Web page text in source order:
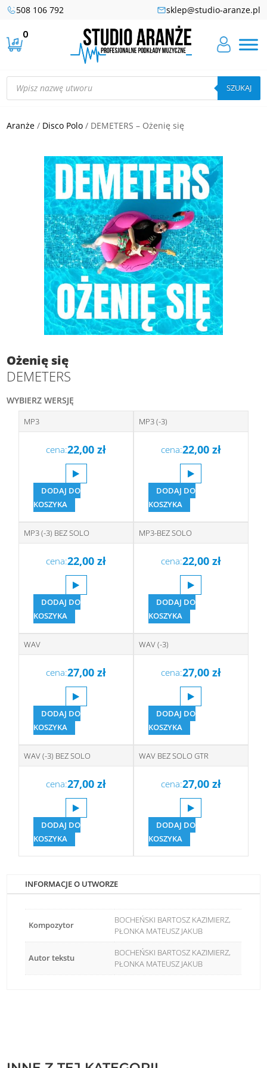
508 106 792 sklep@studio-aranze.pl
0
Wyszukiwarka
produktów SZUKAJ
Aranże / Disco Polo / DEMETERS – Ożenię się
Ożenię się
DEMETERS
WYBIERZ WERSJĘ
MP3
cena:22,00zł
DODAJ DO
KOSZYKA
MP3 (-3)
cena:22,00 zł
DODAJ DO
KOSZYKA
MP3 (-3) BEZ SOLO
cena:22,00zł
DODAJ DO
KOSZYKA
MP3-BEZ SOLO
cena:22,00 zł
DODAJ DO
KOSZYKA
WAV
cena:27,00zł
DODAJ DO
KOSZYKA
WAV (-3)
cena:27,00 zł
DODAJ DO
KOSZYKA
WAV (-3) BEZ SOLO
cena:27,00zł
DODAJ DO
KOSZYKA
WAV BEZ SOLO GTR
cena:27,00 zł
DODAJ DO
KOSZYKA
INFORMACJE O UTWORZE
Kompozytor
BOCHEŃSKI BARTOSZ KAZIMIERZ,
PŁONKA MATEUSZ JAKUB
Autor tekstu
BOCHEŃSKI BARTOSZ KAZIMIERZ,
PŁONKA MATEUSZ JAKUB